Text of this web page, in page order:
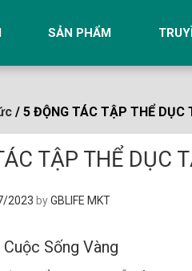
SẢN PHẨM
/ 5 ĐỘNG TÁC TẬP THỂ DỤC
TẬP THỂ DỤC
2023 byGBLIFE MKT
Sống Vàng